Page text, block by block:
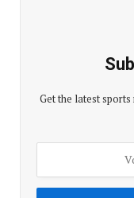
Get the latest